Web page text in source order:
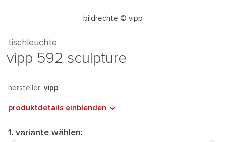
bildrechte © vipp
tischleuchte
vipp 592 sculpture
hersteller: vipp
produktdetails einblenden
1. variante wählen: